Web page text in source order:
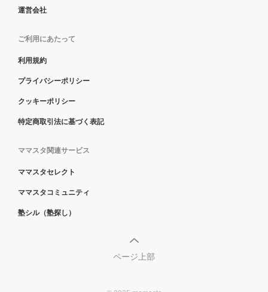
運営会社
ご利用にあたって
利用規約
プライバシーポリシー
クッキーポリシー
特定商取引法に基づく表記
ママスタ関連サービス
ママスタセレクト
ママスタコミュニティ
塾シル（塾探し）
ページ上部